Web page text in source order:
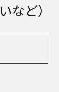
など）